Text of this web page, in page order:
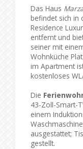
Das Haus
befindet sich in
Residence
entfernt und
seiner mit
Wohnküche
im Apartment
kostenloses
Die
43-Zoll-Smart-
einem
ausgestattet;
gestellt.